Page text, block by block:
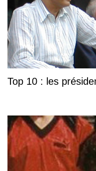
Top 10 : les